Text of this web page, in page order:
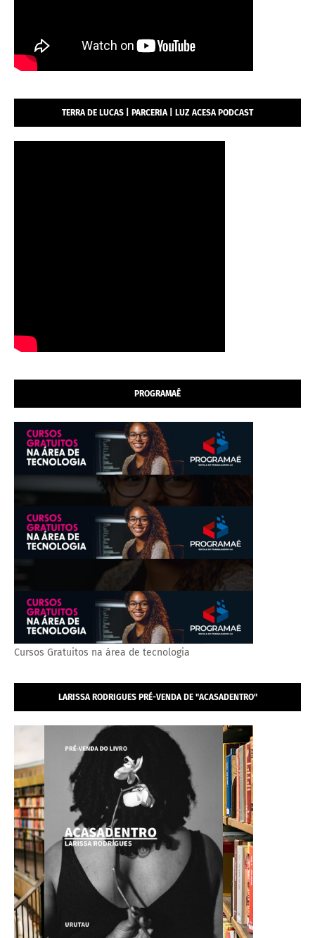
TERRA DE LUCAS | PARCERIA | LUZ ACESA PODCAST
PROGRAMAÊ
Cursos Gratuitos na área de tecnologia
LARISSA RODRIGUES PRÉ-VENDA DE "ACASADENTRO"